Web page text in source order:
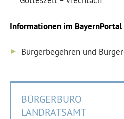
Informationen im BayernPortal
Bürgerbegehren und
BÜRGERBÜRO
LANDRATSAMT